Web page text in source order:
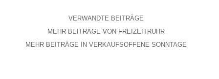
VERWANDTE BEITRÄGE
MEHR BEITRÄGE VON FREIZEITRUHR
MEHR BEITRÄGE IN VERKAUFSOFFENE SONNTAGE